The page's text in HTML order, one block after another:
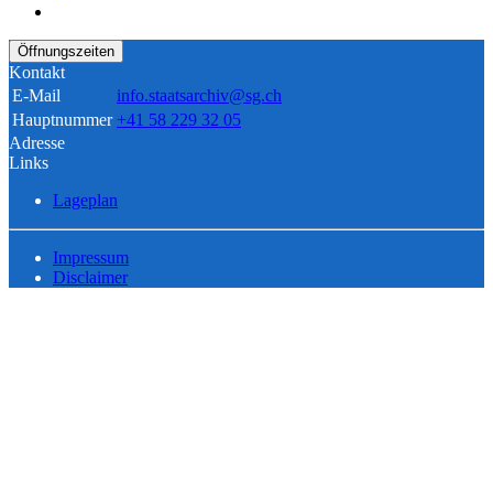
Öffnungszeiten
Kontakt
E-Mail
info.staatsarchiv@sg.ch
Hauptnummer +41 58 229 32 05
Adresse
Links
Lageplan
Impressum
Disclaimer